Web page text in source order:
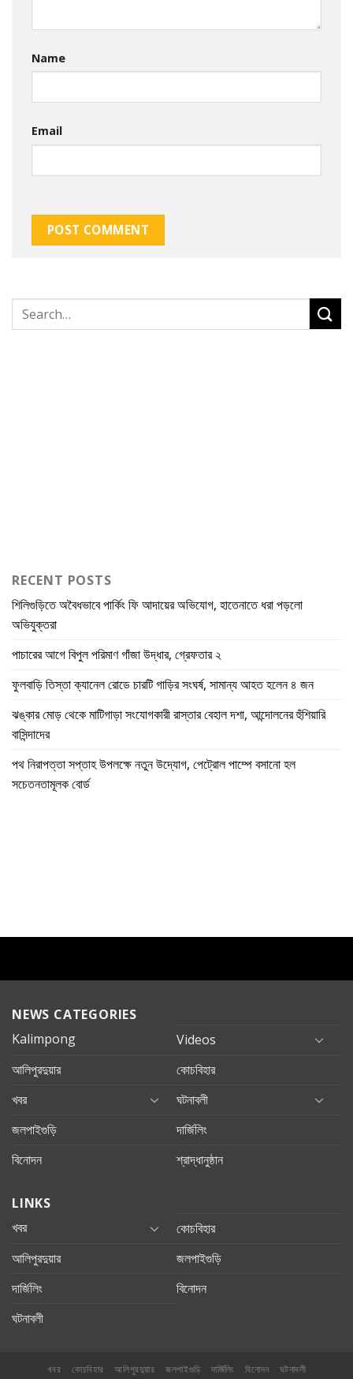
Name
Email
RECENT POSTS
শিলিগুড়িতে অবৈধভাবে পার্কিং ফি আদায়ের অভিযোগ, হাতেনাতে ধরা পড়লো
অভিযুক্তরা
পাচারের আগে বিপুল পরিমাণ গাঁজা উদ্ধার, গ্রেফতার ২
ফুলবাড়ি তিস্তা ক্যানেল রোডে চারটি গাড়ির সংঘর্ষ, সামান্য আহত হলেন ৪ জন
ঝঙ্কার মোড় থেকে মাটিগাড়া সংযোগকারী রাস্তার বেহাল দশা, আন্দোলনের হুঁশিয়ারি
বাসিন্দাদের
পথ নিরাপত্তা সপ্তাহ উপলক্ষে নতুন উদ্যোগ, পেট্রোল পাম্পে বসানো হল
সচেতনতামূলক বোর্ড
NEWS CATEGORIES
Kalimpong
Videos
আলিপুরদুয়ার
কোচবিহার
খবর
ঘটনাবলী
জলপাইগুড়ি
দার্জিলিং
বিনোদন
শ্রাদ্ধানুষ্ঠান
LINKS
খবর
কোচবিহার
আলিপুরদুয়ার
জলপাইগুড়ি
দার্জিলিং
বিনোদন
ঘটনাবলী
খবর কোচবিহার আলিপুরদুয়ার জলপাইগুড়ি দার্জিলিং বিনোদন ঘটনাবলী